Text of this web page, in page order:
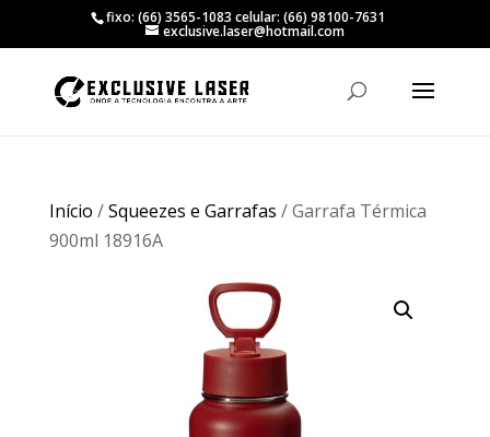
fixo: (66) 3565-1083 celular: (66) 98100-7631
exclusive.laser@hotmail.com
Início /Squeezes e Garrafas / Garrafa Térmica
900ml 18916A